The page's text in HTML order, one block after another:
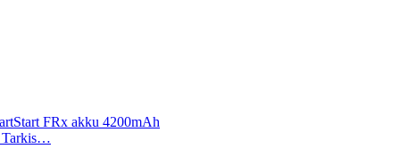
FRx akku 4200mAh
Tarkis…